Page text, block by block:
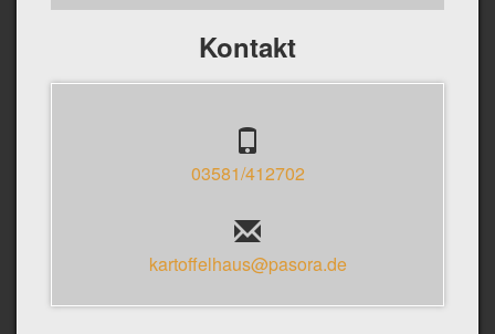
Kontakt
03581/412702
kartoffelhaus@pasora.de